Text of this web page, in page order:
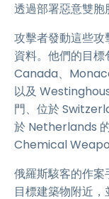
透過部署惡意雙胞
攻擊者發動這些
資料。他們的目
Canada、
以及
門、位於
於 Netherlands
Chemical
俄羅斯駭客的作
目標建築物附近